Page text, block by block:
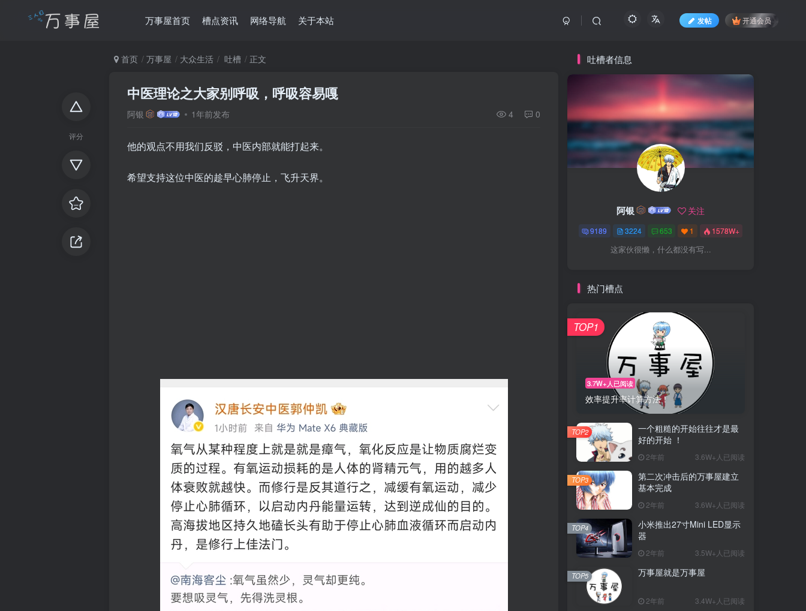
万事屋首页 槽点资讯 网络导航 关于本站 发帖 开通会员
评分
首页 万事屋 大众生活 吐槽 正文
中医理论之大家别呼吸，呼吸容易嘎
阿银 1年前发布 4 0
他的观点不用我们反驳，中医内部就能打起来。
希望支持这位中医的趁早心肺停止，飞升天界。
吐槽者信息
阿银 关注
9189 3224 653 1 1578W+
这家伙很懒，什么都没有写...
热门槽点
3.7W+人已阅读
效率提升率计算方法！
TOP1
一个粗糙的开始往往才是最
好的开始 ！
2年前 3.6W+人已阅读
TOP2
第二次冲击后的万事屋建立
基本完成
2年前 3.6W+人已阅读
TOP3
小米推出27寸Mini LED显示
器
2年前 3.5W+人已阅读
TOP4
万事屋就是万事屋
2年前 3.4W+人已阅读
TOP5